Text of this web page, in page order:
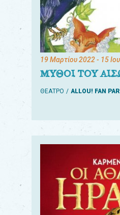
19 Μαρτίου 2022- 15
ΜΥΘΟΙ ΤΟΥ
ΘΕΑΤΡΟ ALLOU! FAN